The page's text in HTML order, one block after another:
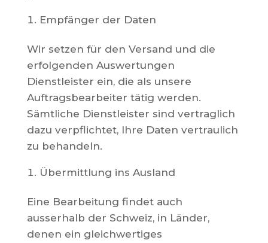
Empfänger der Daten
Wir setzen für den Versand und die
erfolgenden Auswertungen
Dienstleister ein, die als unsere
Auftragsbearbeiter tätig werden.
Sämtliche Dienstleister sind vertraglich
dazu verpflichtet, Ihre Daten vertraulich
zu behandeln.
Übermittlung ins Ausland
Eine Bearbeitung findet auch
ausserhalb der Schweiz, in Länder,
denen ein gleichwertiges